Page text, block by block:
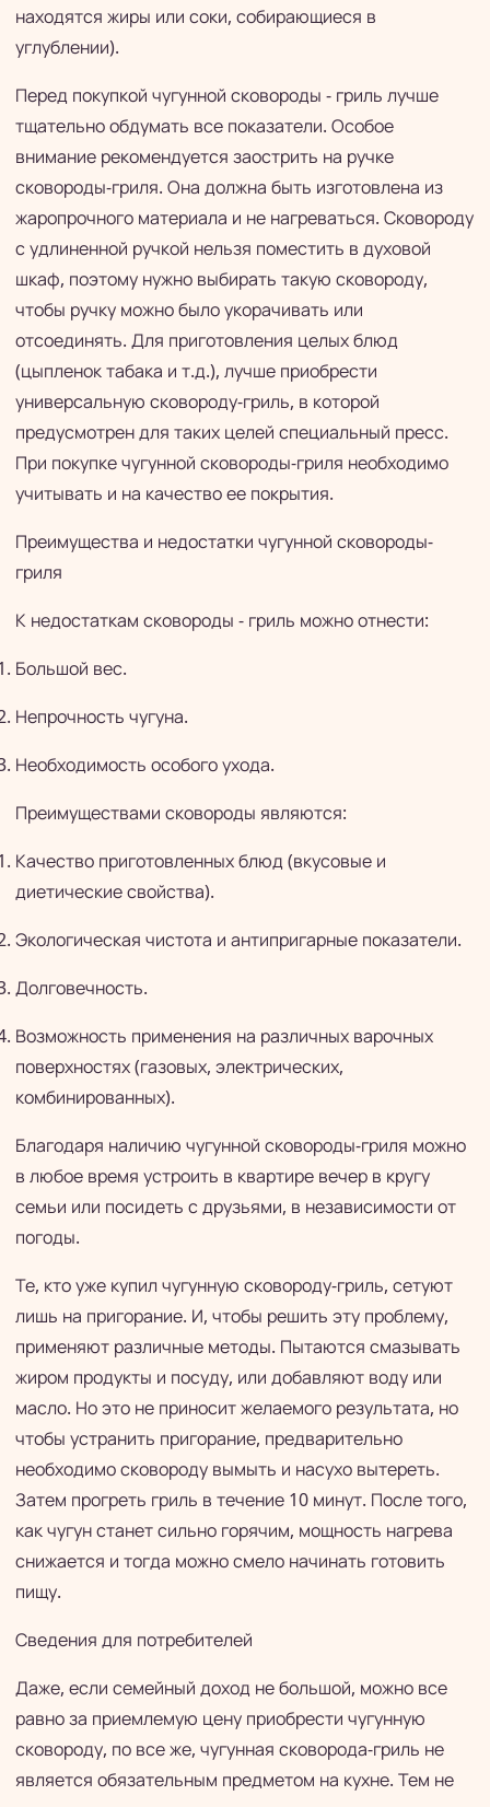
находятся жиры или соки, собирающиеся в
углублении).
Перед покупкой чугунной сковороды - гриль лучше
тщательно обдумать все показатели. Особое
внимание рекомендуется заострить на ручке
сковороды-гриля. Она должна быть изготовлена из
жаропрочного материала и не нагреваться. Сковороду
с удлиненной ручкой нельзя поместить в духовой
шкаф, поэтому нужно выбирать такую сковороду,
чтобы ручку можно было укорачивать или
отсоединять. Для приготовления целых блюд
(цыпленок табака и т.д.), лучше приобрести
универсальную сковороду-гриль, в которой
предусмотрен для таких целей специальный пресс.
При покупке чугунной сковороды-гриля необходимо
учитывать и на качество ее покрытия.
Преимущества и недостатки чугунной сковороды-
гриля
К недостаткам сковороды - гриль можно отнести:
Большой вес.
Непрочность чугуна.
Необходимость особого ухода.
Преимуществами сковороды являются:
Качество приготовленных блюд (вкусовые и
диетические свойства).
Экологическая чистота и антипригарные показатели.
Долговечность.
Возможность применения на различных варочных
поверхностях (газовых, электрических,
комбинированных).
Благодаря наличию чугунной сковороды-гриля можно
в любое время устроить в квартире вечер в кругу
семьи или посидеть с друзьями, в независимости от
погоды.
Те, кто уже купил чугунную сковороду-гриль, сетуют
лишь на пригорание. И, чтобы решить эту проблему,
применяют различные методы. Пытаются смазывать
жиром продукты и посуду, или добавляют воду или
масло. Но это не приносит желаемого результата, но
чтобы устранить пригорание, предварительно
необходимо сковороду вымыть и насухо вытереть.
Затем прогреть гриль в течение 10 минут. После того,
как чугун станет сильно горячим, мощность нагрева
снижается и тогда можно смело начинать готовить
пищу.
Сведения для потребителей
Даже, если семейный доход не большой, можно все
равно за приемлемую цену приобрести чугунную
сковороду, по все же, чугунная сковорода-гриль не
является обязательным предметом на кухне. Тем не